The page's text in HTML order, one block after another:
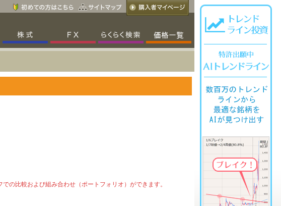
での比較および組み合わせ（ポートフォリオ）ができます。